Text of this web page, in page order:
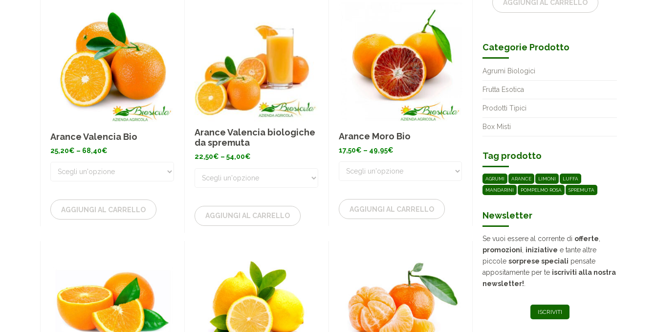
Arance Valencia Bio
25,20€ – 68,40€
da
AGGIUNGI AL CARRELLO
Arance Valencia biologiche
da spremuta
22,50€ – 54,00€Fascia
da
AGGIUNGI AL CARRELLO
Arance Moro Bio
17,50€ – 49,95€Fascia
da
AGGIUNGI AL CARRELLO
AGGIUNGI AL CARRELLO
Categorie Prodotto
Agrumi Biologici
Frutta Esotica
Prodotti Tipici
Box Misti
Tag prodotto
AGRUMI ARANCE LIMONI LUFFA
MANDARINI POMPELMO ROSA SPREMUTA
Newsletter
Se vuoi essere al corrente di offerte,
promozioni, iniziative e tante altre
piccole sorprese speciali pensate
appositamente per te iscriviti alla nostra
newsletter!.
ISCRIVITI